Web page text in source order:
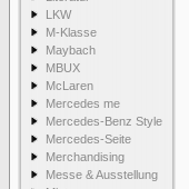
LKW
M-Klasse
Maybach
MBUX
McLaren
Mercedes me
Mercedes-Benz Style
Mercedes-Seite
Merchandising
Messe & Ausstellung